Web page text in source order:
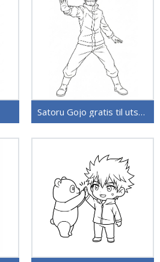
Satoru Gojo gratis til utskrift